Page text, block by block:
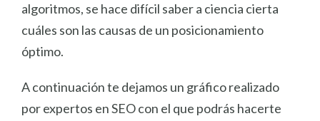
algoritmos, se hace difícil saber a ciencia cierta
cuáles son las causas de un posicionamiento
óptimo.
A continuación te dejamos un gráfico realizado
por expertos en SEO con el que podrás hacerte